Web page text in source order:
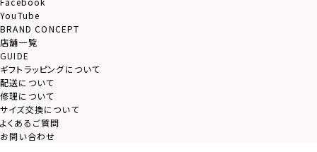
YouTube
BRAND CONCEPT
店舗一覧
GUIDE
ギフトラッピングについて
配送について
修理について
サイズ交換について
よくあるご質問
お問い合わせ